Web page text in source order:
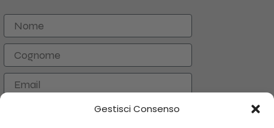
Gestisci Consenso
Nome
Cognome
Email
ISCRIVITI